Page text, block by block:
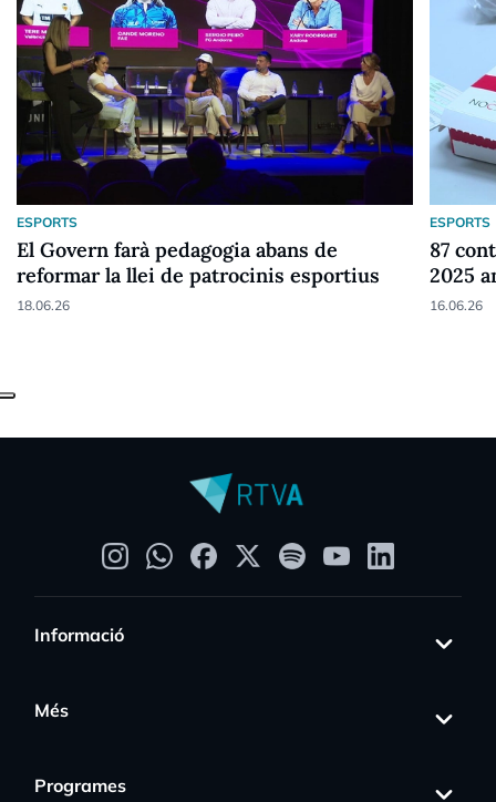
ESPORTS
El Govern farà pedagogia abans de
reformar la llei de patrocinis esportius
18.06.26
ESPORTS
87
2025
16.06.26
Informació
Més
Programes